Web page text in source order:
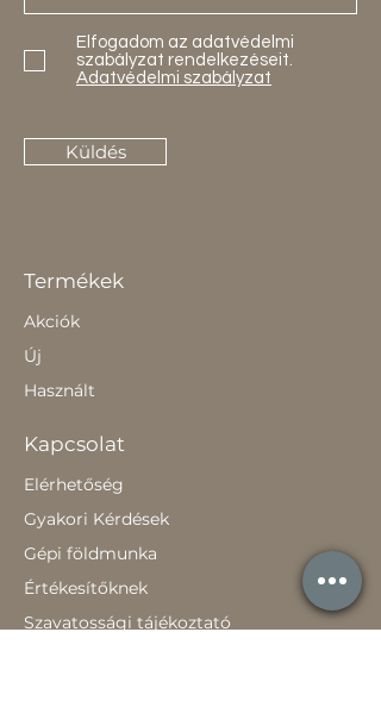
Elfogadom az adatvédelmi
szabályzat rendelkezéseit.
Adatvédelmi szabályzat
Küldés
Termékek
Akciók
Új
Használt
Kapcsolat
Elérhetőség
Gyakori Kérdések
Gépi földmunka
Értékesítőknek
Szavatossági tájékoztató